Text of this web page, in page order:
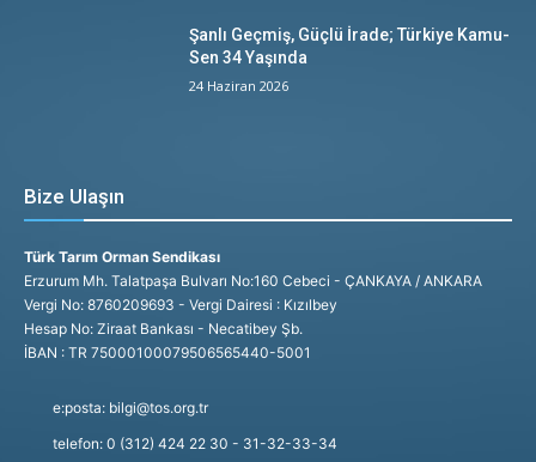
Şanlı Geçmiş, Güçlü İrade; Türkiye Kamu-
Sen 34 Yaşında
24 Haziran 2026
Bize Ulaşın
Türk Tarım Orman Sendikası
Erzurum Mh. Talatpaşa Bulvarı No:160 Cebeci - ÇANKAYA / ANKARA
Vergi No: 8760209693 - Vergi Dairesi : Kızılbey
Hesap No: Ziraat Bankası - Necatibey Şb.
İBAN : TR 75000100079506565440-5001
e:posta: bilgi@tos.org.tr
telefon: 0 (312) 424 22 30 - 31-32-33-34